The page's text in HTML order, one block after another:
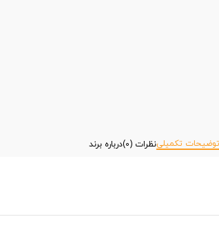
توضیحات تکمیلینظرات (0) درباره برند